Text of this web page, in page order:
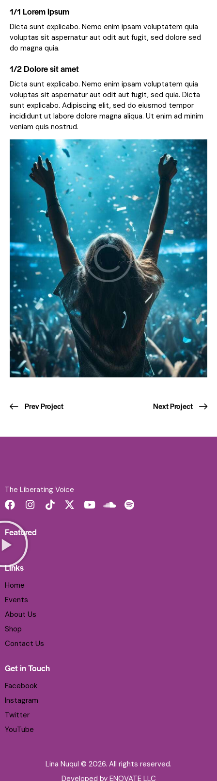
1/1 Lorem ipsum
Dicta sunt explicabo. Nemo enim ipsam voluptatem quia
voluptas sit aspernatur aut odit aut fugit, sed dolore sed
do magna quia.
1/2 Dolore sit amet
Dicta sunt explicabo. Nemo enim ipsam voluptatem quia
voluptas sit aspernatur aut odit aut fugit, sed quia. Dicta
sunt explicabo. Adipiscing elit, sed do eiusmod tempor
incididunt ut labore dolore magna aliqua. Ut enim ad minim
veniam quis nostrud.
Prev Project Next Project
The Liberating Voice
Featured
Links
Home
Events
About Us
Shop
Contact Us
Get in Touch
Facebook
Instagram
Twitter
YouTube
Lina Nuqul © 2026. All rights reserved.
Developed by ENOVATE LLC